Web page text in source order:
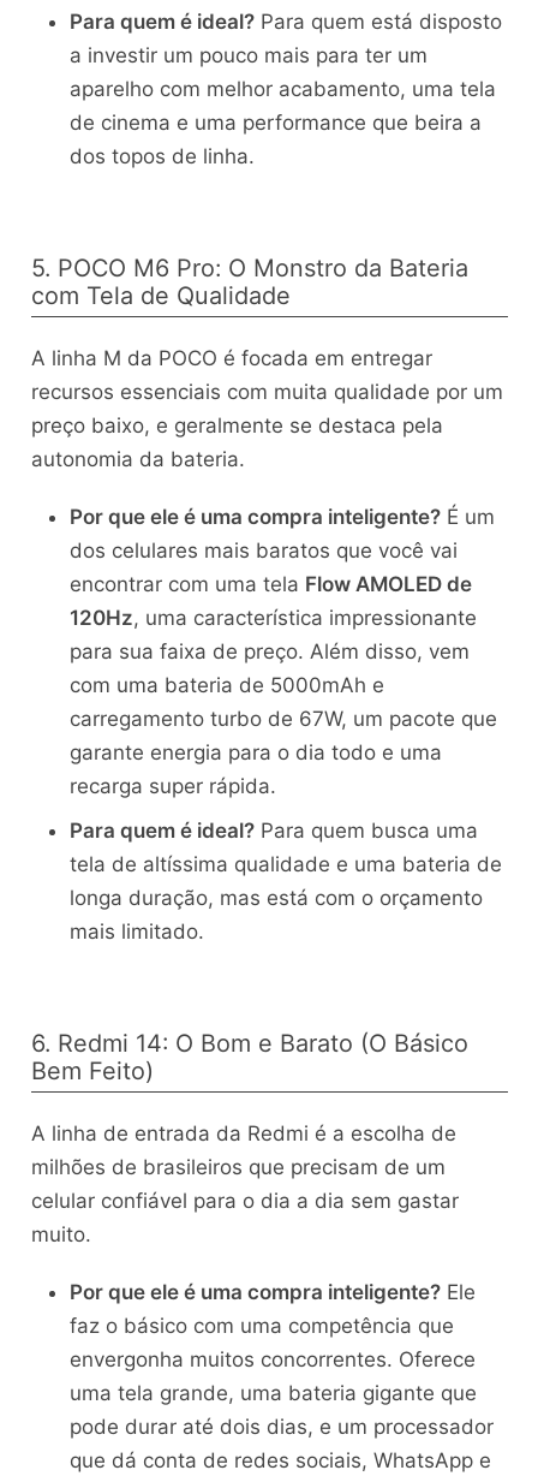
Para quem é ideal?Para quem está disposto
a investir um pouco mais para ter um
aparelho com melhor acabamento, uma tela
de cinema e uma performance que beira a
dos topos de linha.
5. POCO M6 Pro: O Monstro da Bateria
com Tela de Qualidade
A linha M da POCO é focada em entregar
recursos essenciais com muita qualidade por um
preço baixo, e geralmente se destaca pela
autonomia da bateria.
Por que ele é uma compra inteligente?É um
dos celulares mais baratos que você vai
encontrar com uma tela Flow AMOLED de
120Hz, uma característica impressionante
para sua faixa de preço. Além disso, vem
com uma bateria de 5000mAh e
carregamento turbo de 67W, um pacote que
garante energia para o dia todo e uma
recarga super rápida.
Para quem é ideal?Para quem busca uma
tela de altíssima qualidade e uma bateria de
longa duração, mas está com o orçamento
mais limitado.
6. Redmi 14: O Bom e Barato (O Básico
Bem Feito)
A linha de entrada da Redmi é a escolha de
milhões de brasileiros que precisam de um
celular confiável para o dia a dia sem gastar
muito.
Por que ele é uma compra inteligente?Ele
faz o básico com uma competência que
envergonha muitos concorrentes. Oferece
uma tela grande, uma bateria gigante que
pode durar até dois dias, e um processador
que dá conta de redes sociais, WhatsApp e